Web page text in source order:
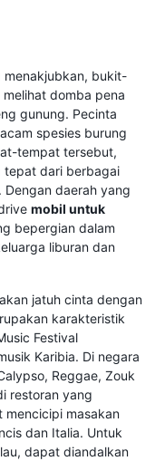
menakjubkan, bukit-
domba pena
gunung. Pecinta
spesies burung
tempat tersebut,
tepat dari berbagai
. Dengan daerah yang
mobil untuk
bepergian dalam
liburan dan
jatuh cinta dengan
karakteristik
Festival
Karibia. Di negara
Reggae, Zouk
restoran yang
mencicipi masakan
dan Italia. Untuk
dapat diandalkan